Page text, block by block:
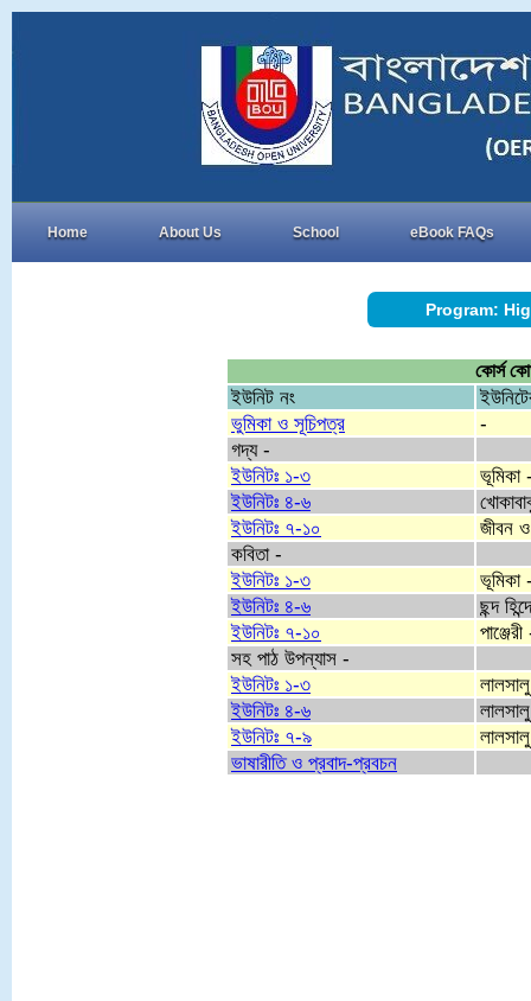
Home About Us School eBook FAQs
Program:
কোর্স
ইউনিট নং
ভুমিকা ও সূচিপত্র
-
গদ্য -
ইউনিটঃ ১-৩
ভূমিকা
ইউনিটঃ ৪-৬
ইউনিটঃ ৭-১০
জীবন
কবিতা -
ইউনিটঃ ১-৩
ভূমিকা
ইউনিটঃ ৪-৬
ছন্দ
ইউনিটঃ ৭-১০
সহ পাঠ উপন্যাস -
ইউনিটঃ ১-৩
লালসালু
ইউনিটঃ ৪-৬
লালসালু
ইউনিটঃ ৭-৯
লালসালু
ভাষারীতি ও প্রবাদ-প্রবচন